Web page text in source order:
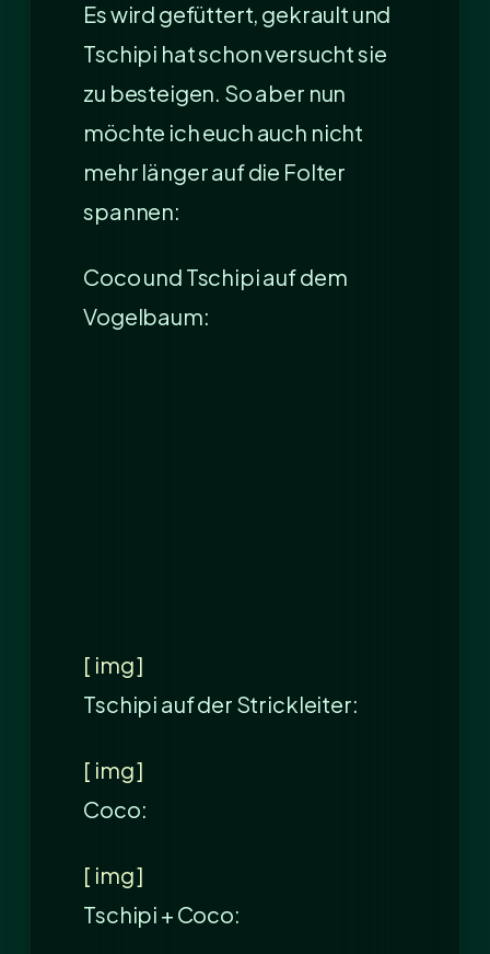
Es wird gefüttert, gekrault und
Tschipi hat schon versucht sie
zu besteigen. So aber nun
möchte ich euch auch nicht
mehr länger auf die Folter
spannen:
Coco und Tschipi auf dem
Vogelbaum:
[ img ]
Tschipi auf der Strickleiter:
[ img ]
Coco:
[ img ]
Tschipi + Coco: